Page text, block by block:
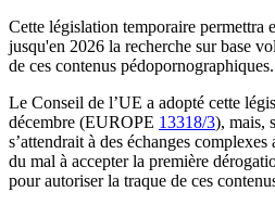
Cette législation temporaire permettra
jusqu'en 2026 la recherche sur base
de ces contenus pédopornographiques.
Le Conseil de l’UE a adopté cette
décembre (EUROPE 13318/3), mais,
s’attendrait à des échanges
du mal à accepter la première
pour autoriser la traque de ces